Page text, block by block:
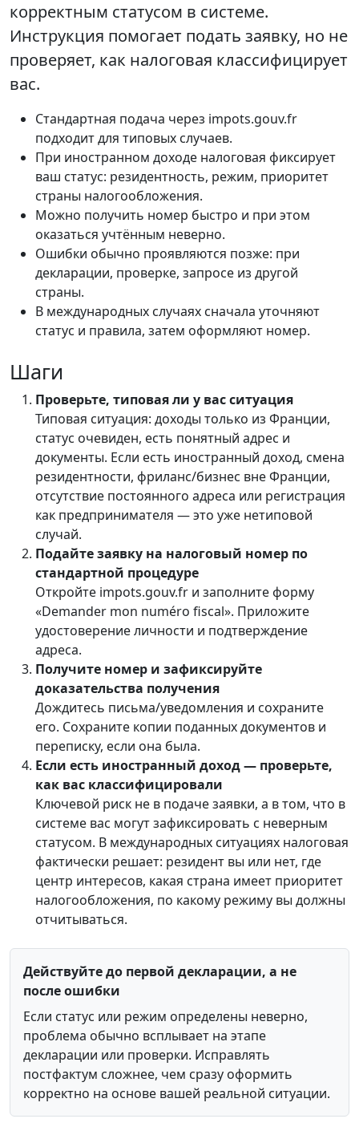
корректным статусом в системе.
Инструкция помогает подать заявку, но не
проверяет, как налоговая классифицирует
вас.
Стандартная подача через impots.gouv.fr
подходит для типовых случаев.
При иностранном доходе налоговая фиксирует
ваш статус: резидентность, режим, приоритет
страны налогообложения.
Можно получить номер быстро и при этом
оказаться учтённым неверно.
Ошибки обычно проявляются позже: при
декларации, проверке, запросе из другой
страны.
В международных случаях сначала уточняют
статус и правила, затем оформляют номер.
Шаги
Проверьте, типовая ли у вас ситуация
Типовая ситуация: доходы только из Франции,
статус очевиден, есть понятный адрес и
документы. Если есть иностранный доход, смена
резидентности, фриланс/бизнес вне Франции,
отсутствие постоянного адреса или регистрация
как предпринимателя — это уже нетиповой
случай.
Подайте заявку на налоговый номер по
стандартной процедуре
Откройте impots.gouv.fr и заполните форму
«Demander mon numéro fiscal». Приложите
удостоверение личности и подтверждение
адреса.
Получите номер и зафиксируйте
доказательства получения
Дождитесь письма/уведомления и сохраните
его. Сохраните копии поданных документов и
переписку, если она была.
Если есть иностранный доход — проверьте,
как вас классифицировали
Ключевой риск не в подаче заявки, а в том, что в
системе вас могут зафиксировать с неверным
статусом. В международных ситуациях налоговая
фактически решает: резидент вы или нет, где
центр интересов, какая страна имеет приоритет
налогообложения, по какому режиму вы должны
отчитываться.
Действуйте до первой декларации, а не
после ошибки
Если статус или режим определены неверно,
проблема обычно всплывает на этапе
декларации или проверки. Исправлять
постфактум сложнее, чем сразу оформить
корректно на основе вашей реальной ситуации.